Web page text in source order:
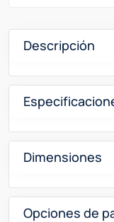
Descripción
Dimensiones
Opciones de